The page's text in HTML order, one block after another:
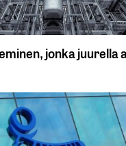
jonka juurella